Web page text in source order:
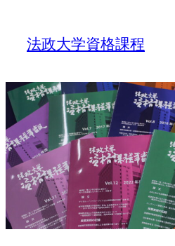
ッ
プ
法政大学資格課程